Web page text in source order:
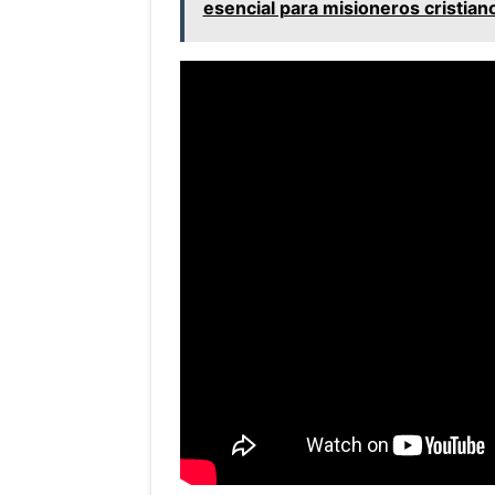
esencial para misioneros